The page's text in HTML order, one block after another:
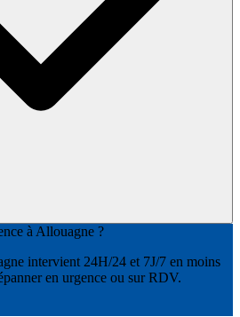
à Allouagne ?
intervient 24H/24 et 7J/7 en moins
en urgence ou sur RDV.